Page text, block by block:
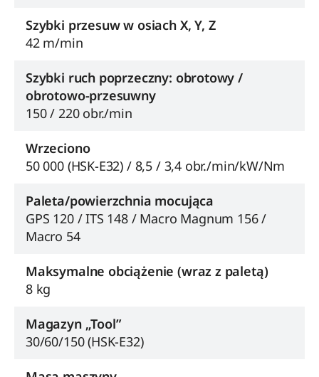
Szybki przesuw w osiach X, Y, Z
42 m/min
Szybki ruch poprzeczny: obrotowy /
obrotowo-przesuwny
150 / 220 obr./min
Wrzeciono
50 000 (HSK-E32) / 8,5 / 3,4 obr./min/kW/Nm
Paleta/powierzchnia mocująca
GPS 120 / ITS 148 / Macro Magnum 156 /
Macro 54
Maksymalne obciążenie (wraz z paletą)
8 kg
Magazyn „Tool”
30/60/150 (HSK-E32)